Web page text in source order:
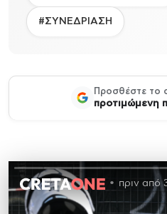
#ΣΥΝΕΔΡΙΑΣΗ
Προσθέστε το
προτιμώμενη
πριν από